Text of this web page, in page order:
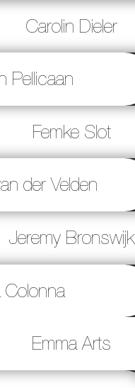
Carolin Dieler
Pellicaan
Femke Slot
der Velden
Jeremy Bronswijk
Colonna
Emma Arts